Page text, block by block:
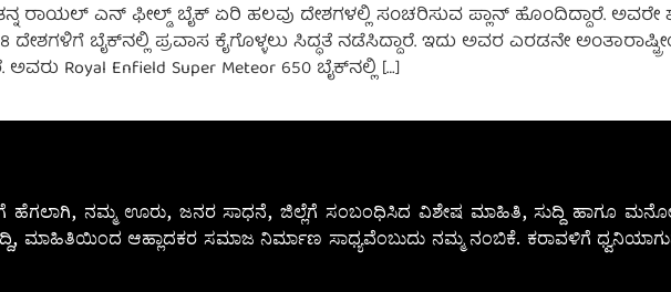
ರಾಯಲ್ ಎನ್ ಫೀಲ್ಡ್ ಬೈಕ್ ಏರಿ ಹಲವು ದೇಶಗಳಲ್ಲಿ ಸಂಚರಿಸುವ ಪ್ಲಾನ್ ಹೊಂದಿದ್ದಾರೆ. ಅವರೇ
ಬೈಕ್‌ನಲ್ಲಿ ಪ್ರವಾಸ ಕೈಗೊಳ್ಳಲು ಸಿದ್ಧತೆ ನಡೆಸಿದ್ದಾರೆ. ಇದು ಅವರ ಎರಡನೇ
Royal Enfield Super Meteor 650 ಬೈಕ್‌ನಲ್ಲಿ […]
ಹೆಗಲಾಗಿ, ನಮ್ಮ ಊರು, ಜನರ ಸಾಧನೆ, ಜಿಲ್ಲೆಗೆ ಸಂಬಂಧಿಸಿದ ವಿಶೇಷ ಮಾಹಿತಿ, ಸುದ್ದಿ ಹಾಗೂ
ಮಾಹಿತಿಯಿಂದ ಆಹ್ಲಾದಕರ ಸಮಾಜ ನಿರ್ಮಾಣ ಸಾಧ್ಯವೆಂಬುದು ನಮ್ಮ ನಂಬಿಕೆ. ಕರಾವಳಿಗೆ